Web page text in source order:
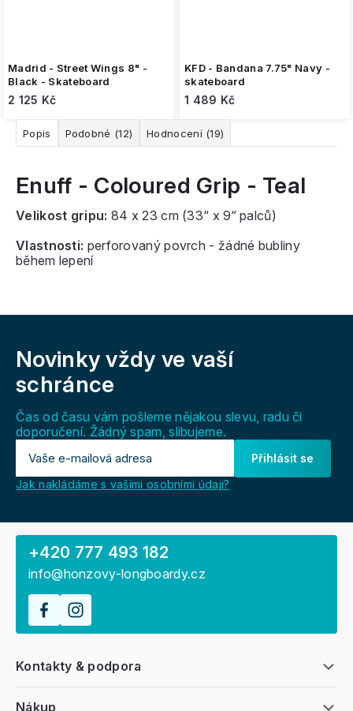
Madrid - Street Wings 8" -
Black - Skateboard
2 125 Kč
KFD - Bandana 7.75" Navy -
skateboard
1 489 Kč
Popis Podobné (12) Hodnocení (19)
Enuff - Coloured Grip - Teal
Velikost gripu: 84 x 23 cm (33“ x 9“ palců)
Vlastnosti: perforovaný povrch - žádné bubliny
během lepení
Novinky vždy ve vaší
schránce
Čas od času vám pošleme nějakou slevu, radu či
doporučení. Žádný spam, slibujeme.
Přihlásit se
Jak nakládáme s vašimi osobními údaji?
Nákup
Kontakty & podpora
+420 777 493 182
info@honzovy-longboardy.cz